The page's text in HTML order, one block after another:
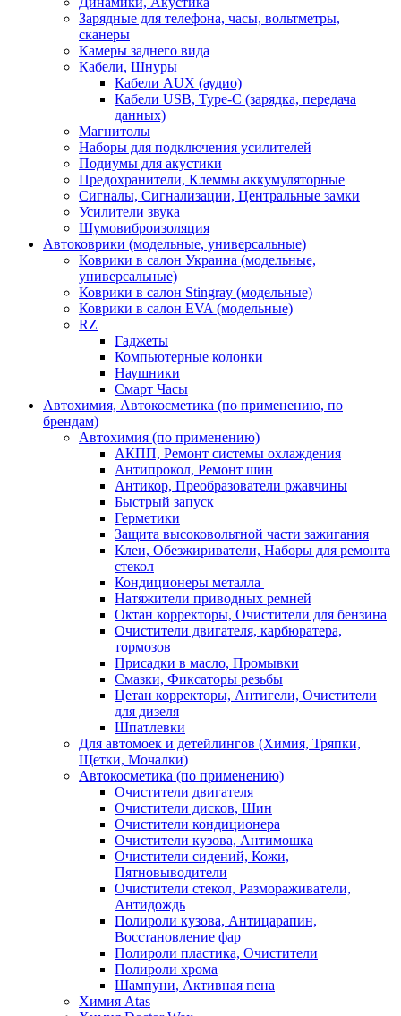
Зарядные для телефона, часы, вольтметры,
сканеры
Камеры заднего вида
Кабели, Шнуры
Кабели AUX (аудио)
Кабели USB, Type-C (зарядка, передача
данных)
Магнитолы
Наборы для подключения усилителей
Подиумы для акустики
Предохранители, Клеммы аккумуляторные
Сигналы, Сигнализации, Центральные замки
Усилители звука
Шумовиброизоляция
Автоковрики (модельные, универсальные)
Коврики в салон Украина (модельные,
универсальные)
Коврики в салон Stingray (модельные)
Коврики в салон EVA (модельные)
RZ
Гаджеты
Компьютерные колонки
Наушники
Смарт Часы
Автохимия, Автокосметика (по применению, по
брендам)
Автохимия (по применению)
АКПП, Ремонт системы охлаждения
Антипрокол, Ремонт шин
Антикор, Преобразователи ржавчины
Быстрый запуск
Герметики
Защита высоковольтной части зажигания
Клеи, Обезжириватели, Наборы для ремонта
стекол
Кондиционеры металла
Натяжители приводных ремней
Октан корректоры, Очистители для бензина
Очистители двигателя, карбюратера,
тормозов
Присадки в масло, Промывки
Смазки, Фиксаторы резьбы
Цетан корректоры, Антигели, Очистители
для дизеля
Шпатлевки
Для автомоек и детейлингов (Химия, Тряпки,
Щетки, Мочалки)
Автокосметика (по применению)
Очистители двигателя
Очистители дисков, Шин
Очистители кондиционера
Очистители кузова, Антимошка
Очистители сидений, Кожи,
Пятновыводители
Очистители стекол, Размораживатели,
Антидождь
Полироли кузова, Антицарапин,
Восстановление фар
Полироли пластика, Очистители
Полироли хрома
Шампуни, Активная пена
Химия Atas